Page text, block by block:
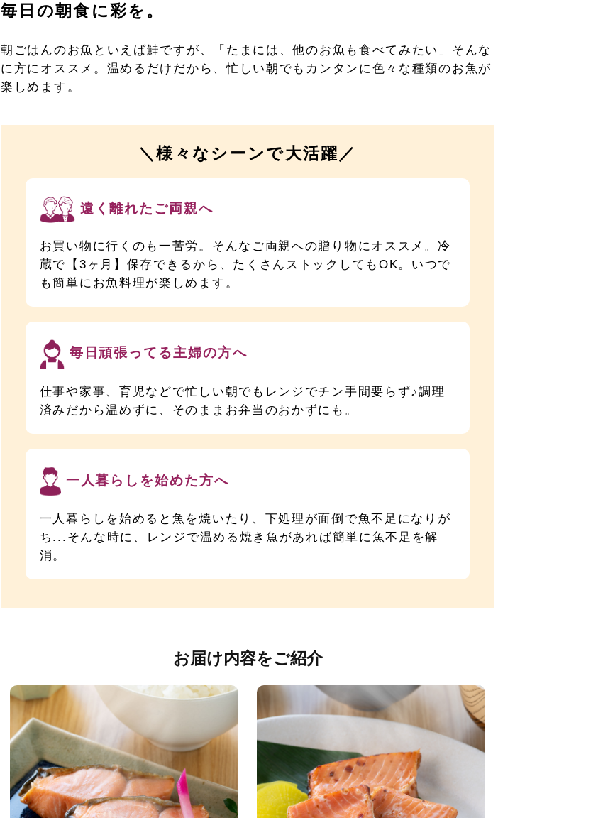
毎日の朝食に彩を。
朝ごはんのお魚といえば鮭ですが、「たまには、他のお魚も食べてみたい」そんな
に方にオススメ。温めるだけだから、忙しい朝でもカンタンに色々な種類のお魚が
楽しめます。
＼様々なシーンで大活躍／
遠く離れたご両親へ
お買い物に行くのも一苦労。そんなご両親への贈り物にオススメ。冷
蔵で【3ヶ月】保存できるから、たくさんストックしてもOK。いつで
も簡単にお魚料理が楽しめます。
毎日頑張ってる主婦の方へ
仕事や家事、育児などで忙しい朝でもレンジでチン手間要らず♪調理
済みだから温めずに、そのままお弁当のおかずにも。
一人暮らしを始めた方へ
一人暮らしを始めると魚を焼いたり、下処理が面倒で魚不足になりが
ち...そんな時に、レンジで温める焼き魚があれば簡単に魚不足を解
消。
お届け内容をご紹介